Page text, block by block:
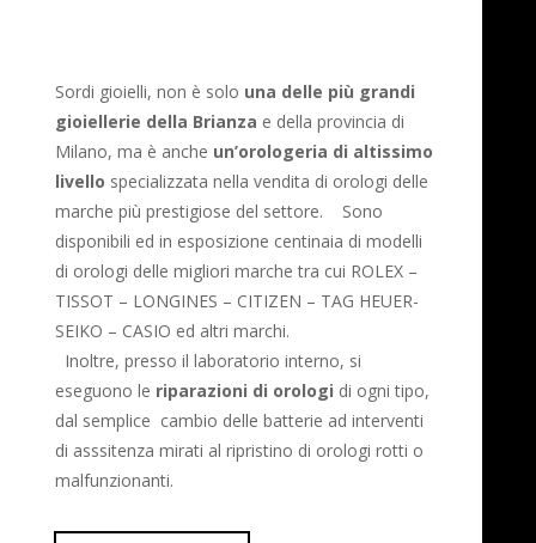
Sordi gioielli, non è solo una delle più grandi
gioiellerie della Brianza e della provincia di
Milano, ma è anche un’orologeria di altissimo
livello specializzata nella vendita di orologi delle
marche più prestigiose del settore. Sono
disponibili ed in esposizione centinaia di modelli
di orologi delle migliori marche tra cui ROLEX –
TISSOT – LONGINES – CITIZEN – TAG HEUER-
SEIKO – CASIO ed altri marchi.
Inoltre, presso il laboratorio interno, si
eseguono le riparazioni di orologi di ogni tipo,
dal semplice cambio delle batterie ad interventi
di asssitenza mirati al ripristino di orologi rotti o
malfunzionanti.